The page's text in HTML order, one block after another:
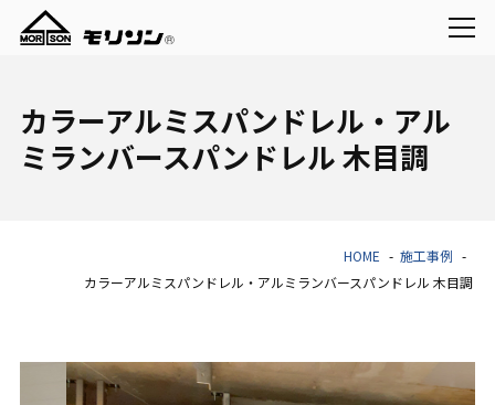
カラーアルミスパンドレル・アル
ミランバースパンドレル 木目調
HOME
施工事例
カラーアルミスパンドレル・アルミランバースパンドレル 木目調